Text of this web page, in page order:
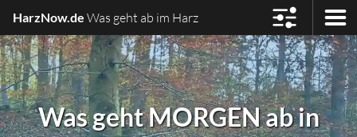
HarzNow.de Was geht ab im Harz
Was geht MORGEN ab in